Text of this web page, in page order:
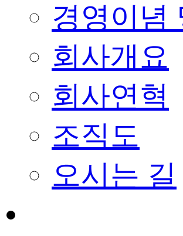
경영이념
회사개요
회사연혁
조직도
오시는 길